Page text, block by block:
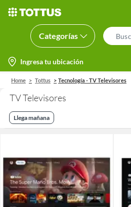
Categorías
location-
icon
Ingresa tu ubicación
Home Tottus Tecnología - TV Televisores
TV Televisores
Llega mañana